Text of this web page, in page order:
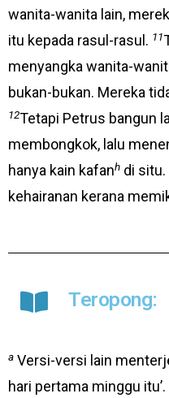
wanita-wanita lain,
itu kepada rasul-rasul. 11
menyangka wanita-
bukan-bukan. Mereka
12Tetapi Petrus bangun
membongkok, lalu
hanya kain kafanh di situ.
kehairanan kerana
Teropong:
a Versi-versi lain
hari pertama minggu